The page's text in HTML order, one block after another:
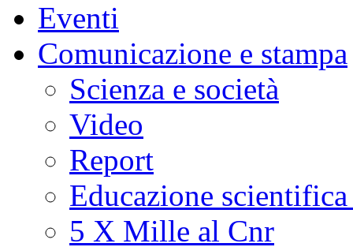
Eventi
Comunicazione e stampa
Scienza e società
Video
Report
Educazione
5 X Mille al Cnr